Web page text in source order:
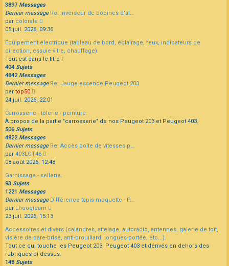
3897 Messages
Dernier message Re: Inverseur de bobines d'al…
par colorale
le
message
05 juil. 2026, 09:36
Equipement électrique (tableau de bord, éclairage, feux, indicateurs de
direction, essuie-vitre, chauffage).
Tout est dans le titre !
404 Sujets
4842Messages
Dernier message Re: Jauge essence Peugeot 203
par top50
le
message
24 juil. 2026, 22:01
Carrosserie - tôlerie - peinture.
À propos de la partie "carrosserie" de nos Peugeot 203 et Peugeot 403.
506 Sujets
4822Messages
Dernier message Re: Accès boîte de vitesses p…
par 403LOT46
le
message
08 août 2026, 12:48
Garnissage - sellerie.
93 Sujets
1221 Messages
Dernier message Différence tapis-moquette - P…
par Lhooqteam
le
message
23 juil. 2026, 15:13
Accessoires et divers (calandres, attelage, autoradio, antennes, galerie de toit,
visière de pare-brise, anti-brouillard, longues-portée, etc...).
Tout ce qui touche les Peugeot 203, Peugeot 403 et dérivés en dehors des
rubriques ci-dessus.
148 Sujets